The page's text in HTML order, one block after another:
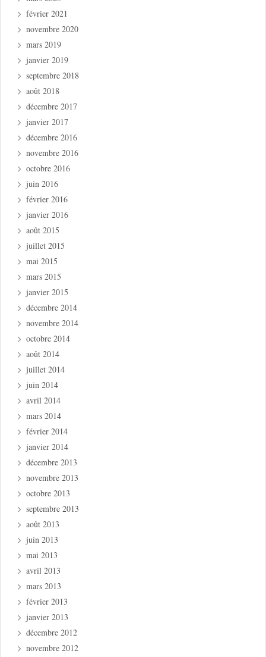
février 2021
novembre 2020
mars 2019
janvier 2019
septembre 2018
août 2018
décembre 2017
janvier 2017
décembre 2016
novembre 2016
octobre 2016
juin 2016
février 2016
janvier 2016
août 2015
juillet 2015
mai 2015
mars 2015
janvier 2015
décembre 2014
novembre 2014
octobre 2014
août 2014
juillet 2014
juin 2014
avril 2014
mars 2014
février 2014
janvier 2014
décembre 2013
novembre 2013
octobre 2013
septembre 2013
août 2013
juin 2013
mai 2013
avril 2013
mars 2013
février 2013
janvier 2013
décembre 2012
novembre 2012